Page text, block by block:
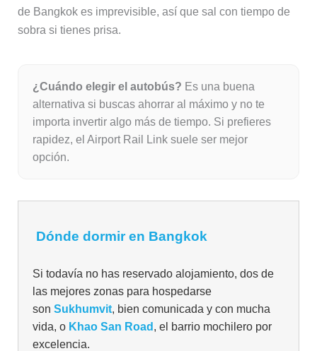
de Bangkok es imprevisible, así que sal con tiempo de
sobra si tienes prisa.
¿Cuándo elegir el autobús? Es una buena
alternativa si buscas ahorrar al máximo y no te
importa invertir algo más de tiempo. Si prefieres
rapidez, el Airport Rail Link suele ser mejor
opción.
Dónde dormir en Bangkok
Si todavía no has reservado alojamiento, dos de
las mejores zonas para hospedarse
son Sukhumvit, bien comunicada y con mucha
vida, o Khao San Road , el barrio mochilero por
excelencia.